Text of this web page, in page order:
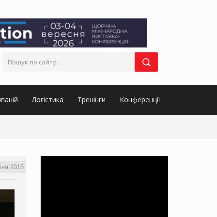
Логістика Тренінги Конференції
2016